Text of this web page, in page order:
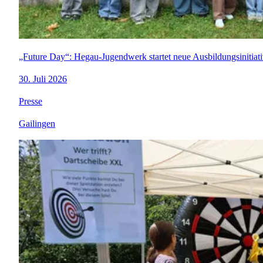
„Future Day“: Hegau-Jugendwerk startet neue
30. Juli 2026
Presse
Gailingen